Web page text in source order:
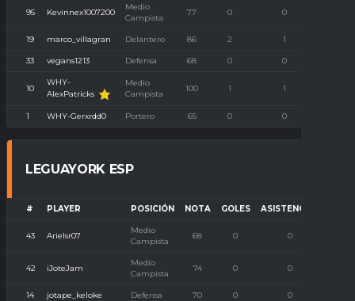
95 Kevinnex1007200
Medio
Campista
77 0 0
19 marco_villagran Delantero 86 2 1
33 vegans1213 Defensa 68 0 0
10
WHY-
AlexPatricks
Medio
Campista
100 1 1
1 WHY-Gerxrdd0 Portero 65 0 0
LEGUAYORK ESP
# PLAYER POSICIÓN NOTA GOLES ASISTENCIAS
43 Arielsr07
Medio
Campista
68 0 0
42 iJoteJam
Medio
Campista
74 0 0
14 jotape_keloke Defensa 70 0 0